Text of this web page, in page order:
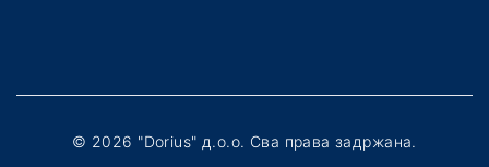
© 2026 "Dorius" д.о.о. Сва права задржана.